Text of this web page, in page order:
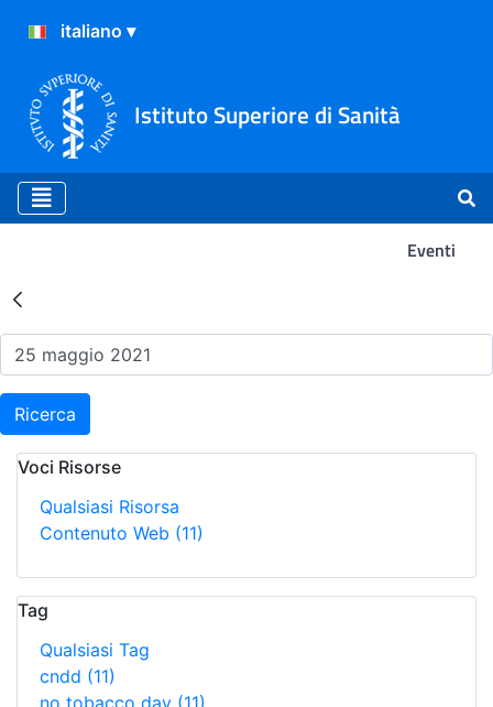
Istituto Superiore di Sanità
Eventi
Risultati della Ricerca -
Ricerca
Voci Risorse
Qualsiasi Risorsa
Contenuto Web (11)
Tag
Qualsiasi Tag
cndd (11)
no tobacco day (11)